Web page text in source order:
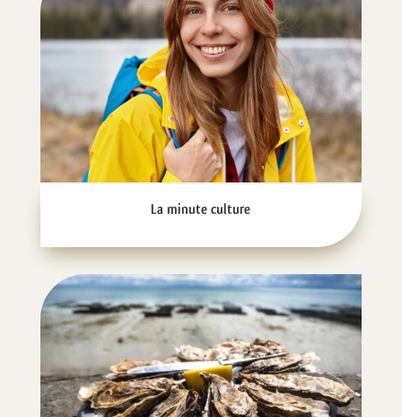
La minute culture